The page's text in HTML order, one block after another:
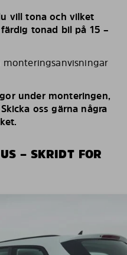
vill tona och vilket
tonad bil på 15 –
under monteringen,
oss gärna några
– SKRIDT FOR